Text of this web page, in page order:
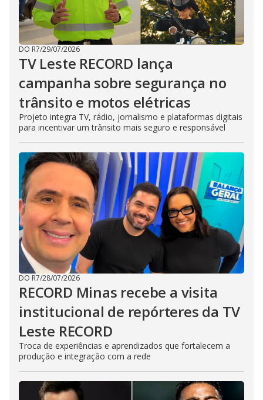
DO R7/29/07/2026
TV Leste RECORD lança
campanha sobre segurança no
trânsito e motos elétricas
Projeto integra TV, rádio, jornalismo e plataformas digitais
para incentivar um trânsito mais seguro e responsável
DO R7/28/07/2026
RECORD Minas recebe a visita
institucional de repórteres da TV
Leste RECORD
Troca de experiências e aprendizados que fortalecem a
produção e integração com a rede